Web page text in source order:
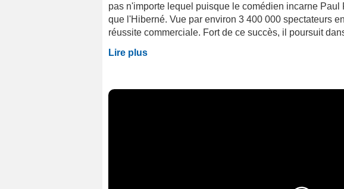
pas n'importe lequel puisque le comédien incarne Paul
que l'Hiberné. Vue par environ 3 400 000 spectateurs
réussite commerciale. Fort de ce succès, il poursuit
Lire plus